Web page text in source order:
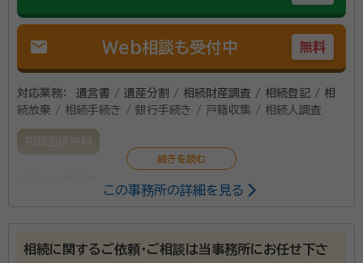
mail Web相談も受付中 無料
対応業務：
遺言書 / 遺産分割 / 相続財産調査 / 相続登記 / 相
続放棄 / 相続手続き / 銀行手続き / 戸籍収集 / 相続人調査
初回面談無料
この事務所の詳細を見る
相続に関するご依頼・ご相談は当事務所にお任せ下さ